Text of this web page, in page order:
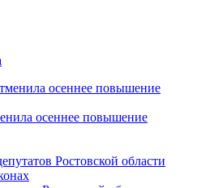
осеннее повышение